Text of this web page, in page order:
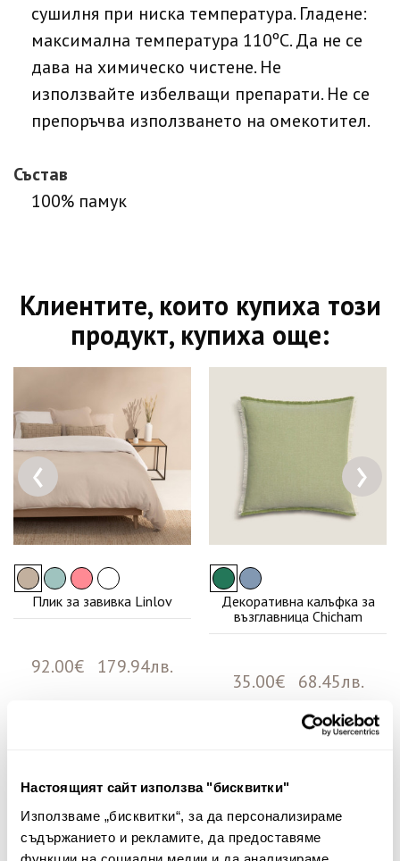
Настоящият сайт използва "бисквитки"
Използваме „бисквитки“, за да персонализираме
съдържанието и рекламите, да предоставяме
сушилня при ниска температура. Гладене:
максимална температура 110ºC. Да не се
дава на химическо чистене. Не
използвайте избелващи препарати. Не се
препоръчва използването на омекотител.
Състав
100% памук
Клиентите, които купиха този
продукт, купиха още:
Плик за завивка Linlov
92.00€ 179.94лв.
Декоративна калъфка за
възглавница Chicham
35.00€ 68.45лв.
‹ ›
Споделете Вашето мнение
Име